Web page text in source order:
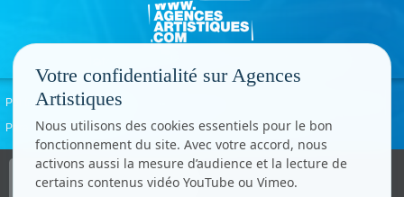
Politique de confidentialité
Paramètres cookies
Copyright © CC.Comunication
Tous droits réservés
Votre confidentialité sur Agences
Artistiques
Nous utilisons des cookies essentiels pour le bon
fonctionnement du site. Avec votre accord, nous
activons aussi la mesure d’audience et la lecture de
certains contenus vidéo YouTube ou Vimeo.